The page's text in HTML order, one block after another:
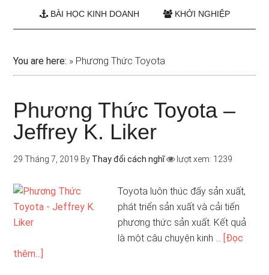
BÀI HỌC KINH DOANH KHỞI NGHIỆP
You are here: » Phương Thức Toyota
Phương Thức Toyota –
Jeffrey K. Liker
29 Tháng 7, 2019 By Thay đổi cách nghĩ lượt xem: 1239
Toyota luôn thúc đẩy sản xuất,
phát triển sản xuất và cải tiến
phương thức sản xuất. Kết quả
là một câu chuyện kinh … [Đọc
thêm...]